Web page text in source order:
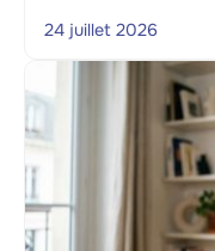
24 juillet 2026